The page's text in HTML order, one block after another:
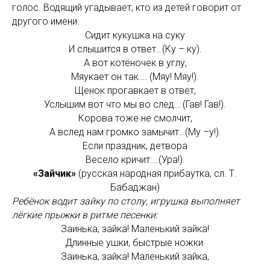
голос. Водящий угадывает, кто из детей говорит от
другого имени.
Сидит кукушка на суку
И слышится в ответ…(Ку – ку).
А вот котёночек в углу,
Мяукает он так…. (Мяу! Мяу!).
Щенок прогавкает в ответ,
Услышим вот что мы во след… (Гав! Гав!).
Корова тоже не смолчит,
А вслед нам громко замычит…(Му –у!).
Если праздник, детвора
Весело кричит….(Ура!).
«Зайчик» (русская народная прибаутка, сл. Т.
Бабаджан)
Ребёнок водит зайку по столу, игрушка выполняет
лёгкие прыжки в ритме песенки:
Заинька, зайка! Маленький зайка!
Длинные ушки, быстрые ножки.
Заинька, зайка! Маленький зайка,